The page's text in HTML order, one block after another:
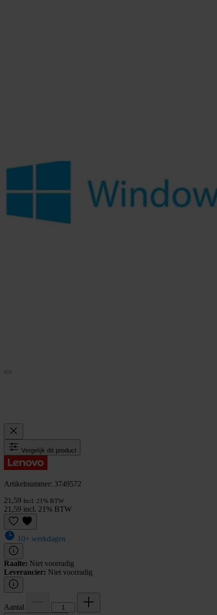
Vergelijk dit product
Artikelnummer: 3749572
21,59 Incl. 21% BTW
21,59 incl. 21% BTW
10+ werkdagen
Raalte: Niet voorradig
Leverancier: Niet voorradig
Aantal